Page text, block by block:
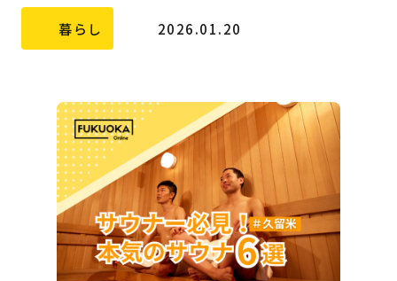
暮らし 2026.01.20